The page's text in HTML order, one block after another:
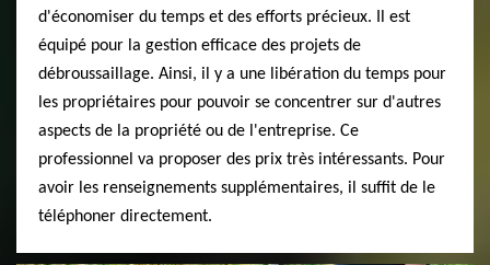
d'économiser du temps et des efforts précieux. Il est
équipé pour la gestion efficace des projets de
débroussaillage. Ainsi, il y a une libération du temps pour
les propriétaires pour pouvoir se concentrer sur d'autres
aspects de la propriété ou de l'entreprise. Ce
professionnel va proposer des prix très intéressants. Pour
avoir les renseignements supplémentaires, il suffit de le
téléphoner directement.